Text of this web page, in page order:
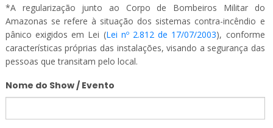
*A regularização junto ao Corpo de Bombeiros Militar do
Amazonas se refere à situação dos sistemas contra-incêndio e
pânico exigidos em Lei (Lei nº 2.812 de 17/07/2003), conforme
características próprias das instalações, visando a segurança das
pessoas que transitam pelo local.
Nome do Show / Evento